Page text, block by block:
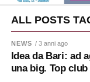
ALL POSTS
NEWS / 3 anni ago
Idea da Bari: ad
una big. Top